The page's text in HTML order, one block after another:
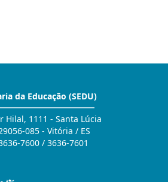
da Educação (SEDU)
Hilal, 1111 - Santa Lúcia
085 - Vitória / ES
7600 / 3636-7601